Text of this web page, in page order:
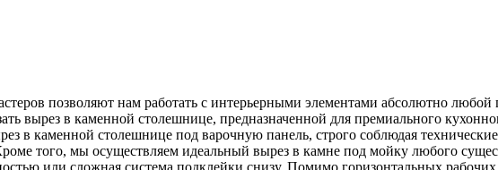
позволяют нам работать с интерьерными элементами абсолютно
вырез в каменной столешнице, предназначенной для премиального
каменной столешнице под варочную панель, строго соблюдая
того, мы осуществляем идеальный вырез в камне под мойку любого
или сложная система подклейки снизу. Помимо горизонтальных